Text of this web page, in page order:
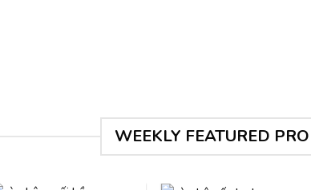
WEEKLY FEATURED